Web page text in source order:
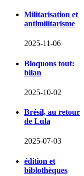
Militarisation et
antimilitarisme
2025-11-06
Bloquons tout:
bilan
2025-10-02
Brésil, au retour
de Lula
2025-07-03
édition et
biblothèques